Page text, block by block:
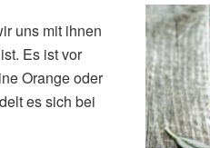
uns mit ihnen
Es ist vor
Orange oder
es sich bei